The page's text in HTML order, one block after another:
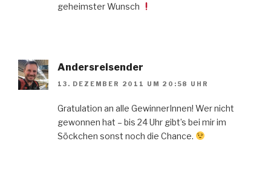
geheimster Wunsch
Andersreisender
13. DEZEMBER 2011 UM 20:58 UHR
Gratulation an alle GewinnerInnen! Wer nicht
gewonnen hat – bis 24 Uhr gibt’s bei mir im
Söckchen sonst noch die Chance.